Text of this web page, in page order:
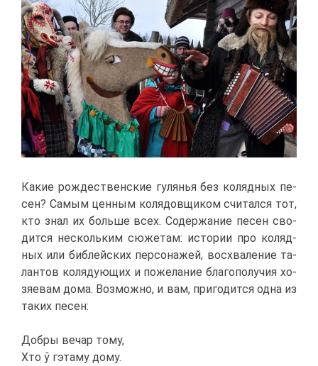
Ка­кие рож­де­ствен­ские гу­ля­нья без ко­ляд­ных пе­
сен? Са­мым цен­ным ко­ля­дов­щи­ком счи­тал­ся тот,
кто знал их боль­ше всех. Со­дер­жа­ние пе­сен сво­
дит­ся несколь­ким сю­же­там: ис­то­рии про ко­ляд­
ных или биб­лей­ских пер­со­на­жей, вос­хва­ле­ние та­
лан­тов ко­ля­ду­ю­щих и по­же­ла­ние бла­го­по­лу­чия хо­
зя­е­вам до­ма. Воз­мож­но, и вам, при­го­дит­ся од­на из
та­ких пе­сен:
Доб­ры ве­чар то­му,
Хто ў гэта­му до­му.